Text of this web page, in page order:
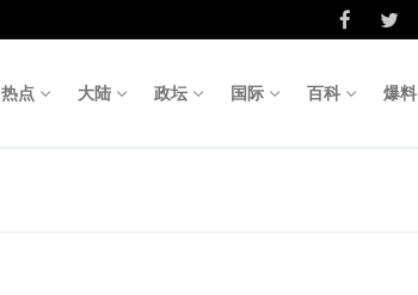
热点 大陆 政坛 国际 百科 爆料